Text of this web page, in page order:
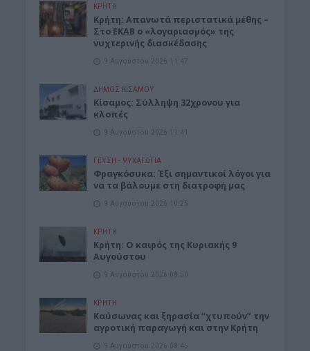
ΚΡΗΤΗ
Κρήτη: Απανωτά περιστατικά μέθης –
Στο ΕΚΑΒ ο «λογαριασμός» της
νυχτερινής διασκέδασης
9 Αυγούστου 2026 11:47
ΔΉΜΟΣ ΚΙΣΆΜΟΥ
Κίσαμος: Σύλληψη 32χρονου για
κλοπές
9 Αυγούστου 2026 11:41
ΓΕΎΣΗ - ΨΥΧΑΓΩΓΊΑ
Φραγκόσυκα: Έξι σημαντικοί λόγοι για
να τα βάλουμε στη διατροφή μας
9 Αυγούστου 2026 10:25
ΚΡΗΤΗ
Κρήτη: Ο καιρός της Κυριακής 9
Αυγούστου
9 Αυγούστου 2026 08:50
ΚΡΗΤΗ
Καύσωνας και ξηρασία “χτυπούν” την
αγροτική παραγωγή και στην Κρήτη
9 Αυγούστου 2026 08:45